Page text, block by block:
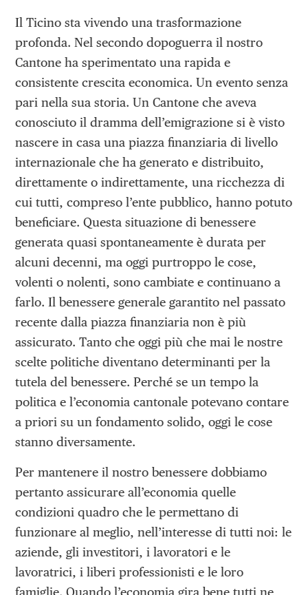
Il Ticino sta vivendo una trasformazione
profonda. Nel secondo dopoguerra il nostro
Cantone ha sperimentato una rapida e
consistente crescita economica. Un evento senza
pari nella sua storia. Un Cantone che aveva
conosciuto il dramma dell’emigrazione si è visto
nascere in casa una piazza finanziaria di livello
internazionale che ha generato e distribuito,
direttamente o indirettamente, una ricchezza di
cui tutti, compreso l’ente pubblico, hanno potuto
beneficiare. Questa situazione di benessere
generata quasi spontaneamente è durata per
alcuni decenni, ma oggi purtroppo le cose,
volenti o nolenti, sono cambiate e continuano a
farlo. Il benessere generale garantito nel passato
recente dalla piazza finanziaria non è più
assicurato. Tanto che oggi più che mai le nostre
scelte politiche diventano determinanti per la
tutela del benessere. Perché se un tempo la
politica e l’economia cantonale potevano contare
a priori su un fondamento solido, oggi le cose
stanno diversamente.
Per mantenere il nostro benessere dobbiamo
pertanto assicurare all’economia quelle
condizioni quadro che le permettano di
funzionare al meglio, nell’interesse di tutti noi: le
aziende, gli investitori, i lavoratori e le
lavoratrici, i liberi professionisti e le loro
famiglie. Quando l’economia gira bene tutti ne